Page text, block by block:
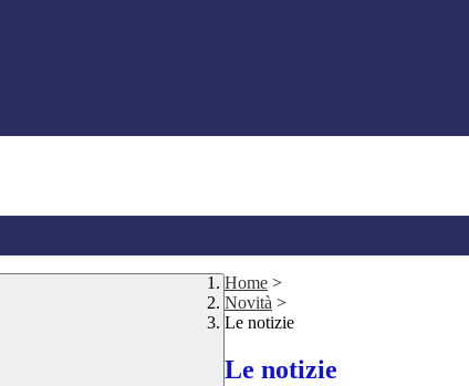
Home >
Novità >
Le notizie
Le notizie